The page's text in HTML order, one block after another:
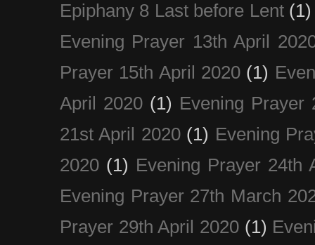
Epiphany 8 Last before Lent (1)
Evening Prayer 13th April
Prayer 15th April 2020 (1)
April 2020 (1) Evening Prayer
21st April 2020 (1) Evening
2020 (1) Evening Prayer 24th
Evening Prayer 27th March
Prayer 29th April 2020 (1)